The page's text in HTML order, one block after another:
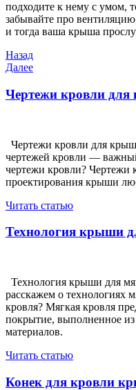
подходите к нему с умом,
забывайте про
и тогда ваша крыша
Навигация
по
записям
Предыдущая
запись
Назад
Следующая
Далее
Чертежи кровли
Чертежи кровли для
чертежей кровли —
чертежи кровли? Чертежи
проектирования крыши
Читать статью
Технология крыши
Технология крыши для
расскажем о технологиях
кровля? Мягкая кровля
покрытие, выполненное
материалов.
Читать статью
Конек для кровли